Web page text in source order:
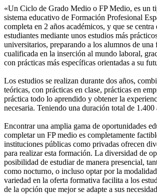
«Un Ciclo de Grado Medio o FP Medio, es un
sistema educativo de Formación Profesional
completa en 2 años académicos, y que se centra
estudiantes mediante unos estudios más
universitarios, preparando a los alumnos de una
cualificada en la inserción al mundo laboral,
con prácticas más específicas orientadas a su
Los estudios se realizan durante dos años,
teóricas, con prácticas en clase, prácticas en
práctica todo lo aprendido y obtener la
necesaria. Teniendo una duración total de 1.400
Encontrar una amplia gama de oportunidades
completar un FP medio es completamente
instituciones públicas como privadas ofrecen
para realizar esta formación. La diversidad de
posibilidad de estudiar de manera presencial,
como nocturno, o incluso optar por la
variedad en la oferta formativa facilita a los
de la opción que mejor se adapte a sus